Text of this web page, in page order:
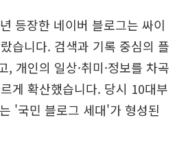
등장한 네이버 블로그는 싸이
습니다. 검색과 기록 중심의 플
, 개인의 일상·취미·정보를 차곡
게 확산했습니다. 당시 10대부
'국민 블로그 세대'가 형성된